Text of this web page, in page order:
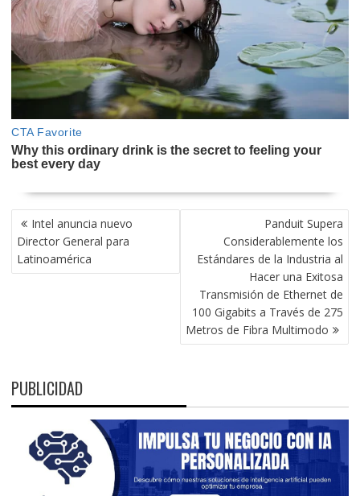
NAVEGACIÓN
DE
ENTRADAS
Intel anuncia nuevo
Director General para
Latinoamérica
Panduit Supera
Considerablemente los
Estándares de la Industria al
Hacer una Exitosa
Transmisión de Ethernet de
100 Gigabits a Través de 275
Metros de Fibra Multimodo
PUBLICIDAD